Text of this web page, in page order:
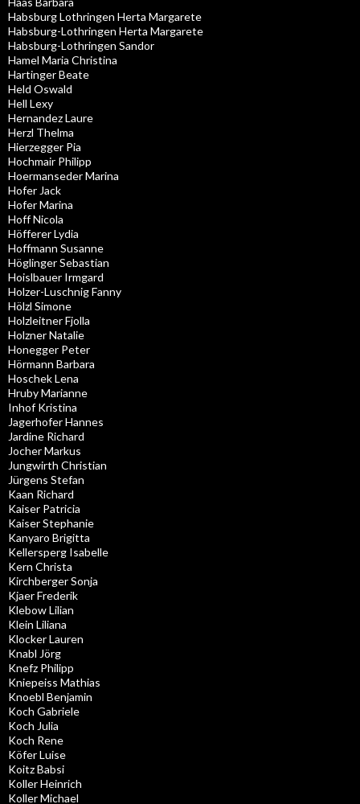
Habsburg Lothringen Herta Margarete
Habsburg-Lothringen Herta Margarete
Habsburg-Lothringen Sandor
Hamel Maria Christina
Hartinger Beate
Held Oswald
Hell Lexy
Hernandez Laure
Herzl Thelma
Hierzegger Pia
Hochmair Philipp
Hoermanseder Marina
Hofer Jack
Hofer Marina
Hoff Nicola
Höfferer Lydia
Hoffmann Susanne
Höglinger Sebastian
Hoislbauer Irmgard
Holzer-Luschnig Fanny
Hölzl Simone
Holzleitner Fjolla
Holzner Natalie
Honegger Peter
Hörmann Barbara
Hoschek Lena
Hruby Marianne
Inhof Kristina
Jagerhofer Hannes
Jardine Richard
Jocher Markus
Jungwirth Christian
Jürgens Stefan
Kaan Richard
Kaiser Patricia
Kaiser Stephanie
Kanyaro Brigitta
Kellersperg Isabelle
Kern Christa
Kirchberger Sonja
Kjaer Frederik
Klebow Lilian
Klein Liliana
Klocker Lauren
Knabl Jörg
Knefz Philipp
Kniepeiss Mathias
Knoebl Benjamin
Koch Gabriele
Koch Julia
Koch Rene
Köfer Luise
Koitz Babsi
Koller Heinrich
Koller Michael